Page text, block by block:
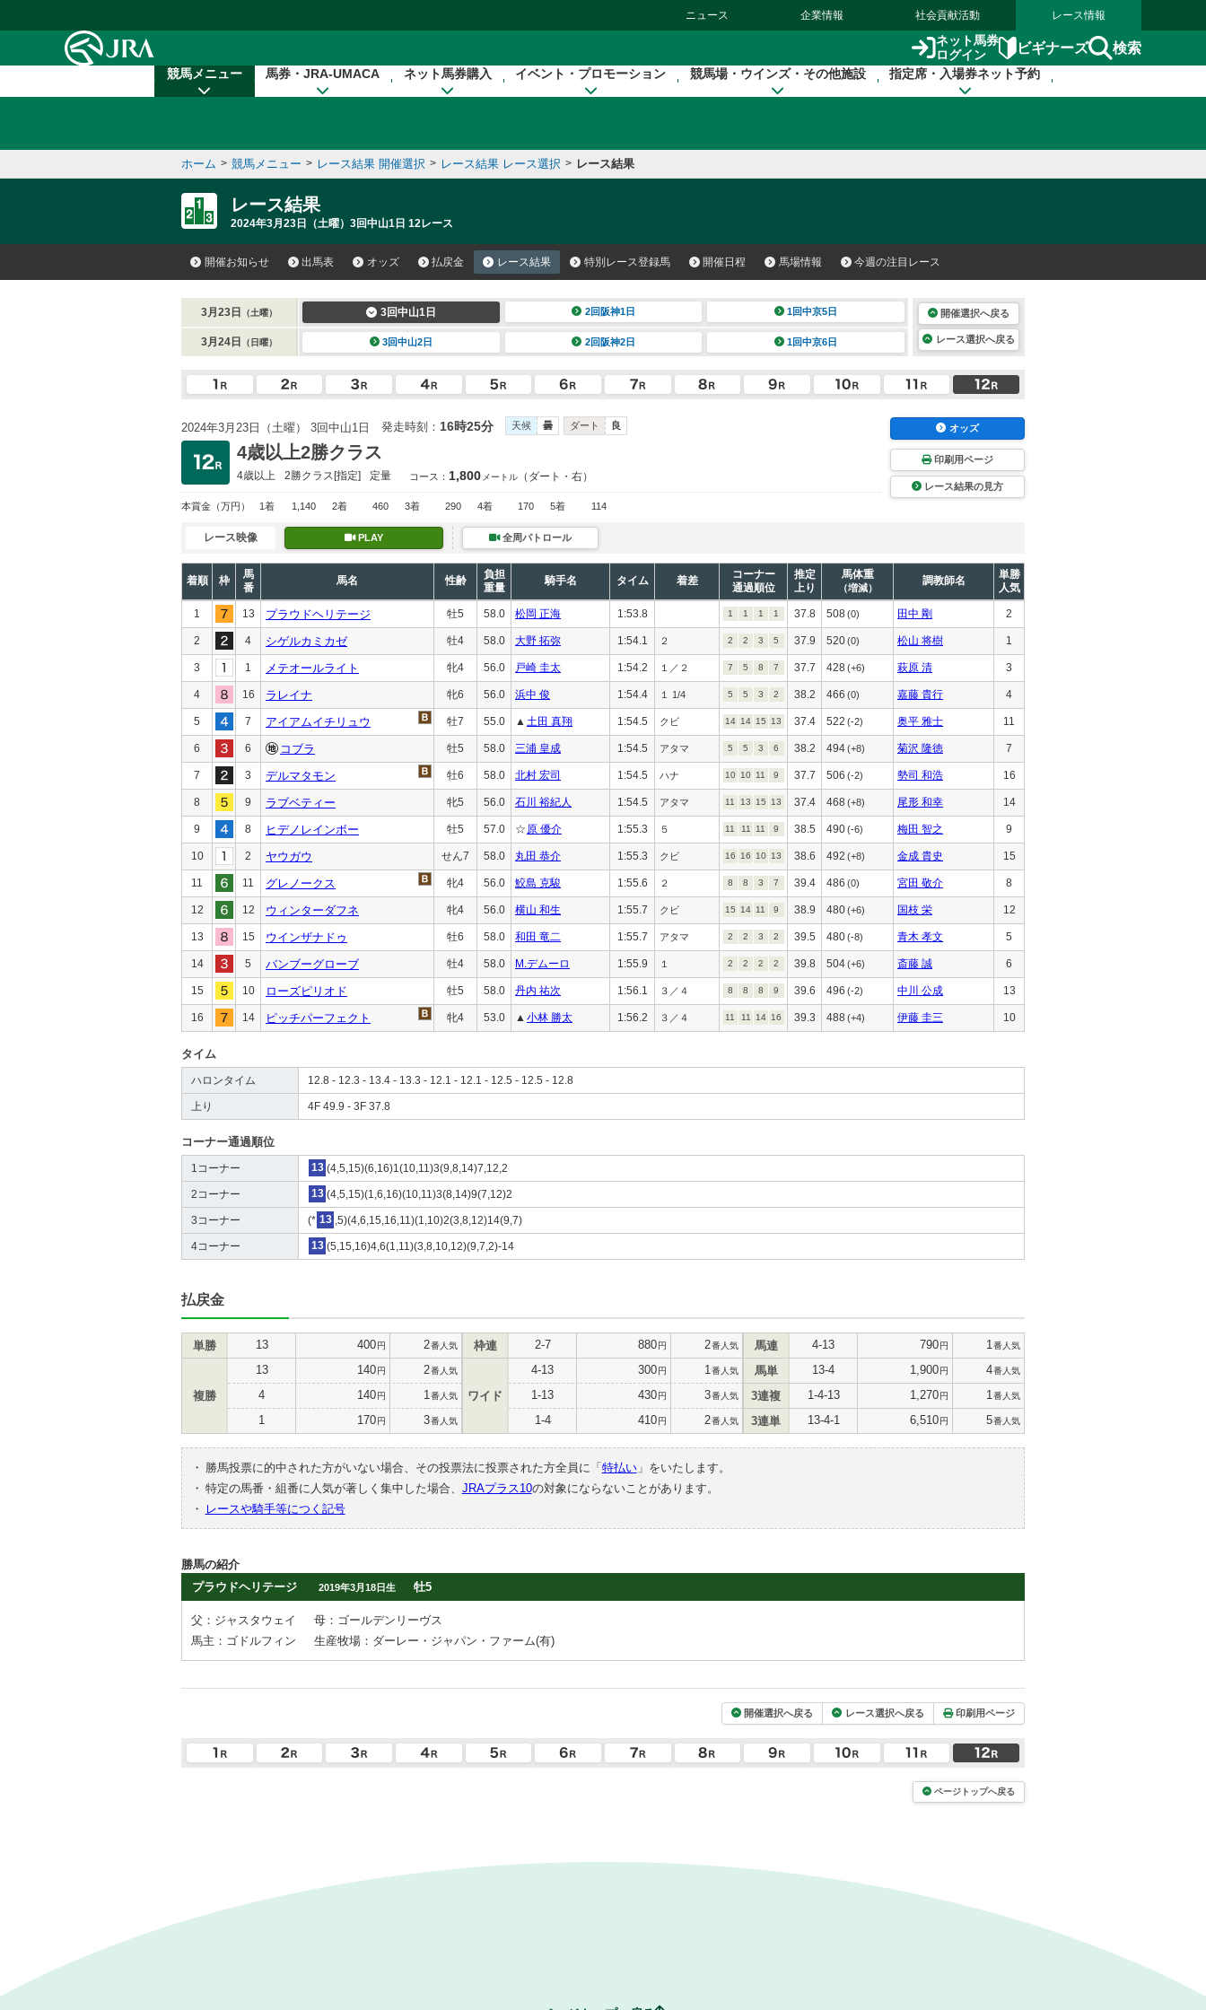
ニュース 企業情報 社会貢献活動 レース情報
ネット馬券
ログイン
ビギナーズ 検索
競馬メニュー 馬券・JRA-UMACA ネット馬券購入 イベント・プロモーション 競馬場・ウインズ・その他施設 指定席・入場券ネット予約
ホーム > 競馬メニュー > レース結果 開催選択 > レース結果 レース選択 > レース結果
レース結果
2024年3月23日（土曜）3回中山1日 12レース
開催お知らせ 出馬表 オッズ 払戻金 レース結果 特別レース登録馬 開催日程 馬場情報 今週の注目レース
3月23日 （土曜） 3回中山1日 2回阪神1日 1回中京5日
3月24日 （日曜） 3回中山2日 2回阪神2日 1回中京6日
開催選択へ戻る
レース選択へ戻る
2024年3月23日（土曜） 3回中山1日 発走時刻： 16時25分 天候 曇 ダート 良
4歳以上2勝クラス
4歳以上 2勝クラス[指定] 定量 コース： 1,800 メートル （ダート・右）
本賞金 （万円） 1着 1,140 2着 460 3着 290 4着 170 5着 114
オッズ
印刷用ページ
レース結果の見方
レース映像 PLAY 全周パトロール
着順 枠
馬
番
馬名 性齢
負担
重量
騎手名 タイム 着差
コーナー
通過順位
推定
上り
馬体重
（増減）
調教師名
単勝
人気
1 13 プラウドヘリテージ 牡5 58.0 松岡 正海 1:53.8 1 1 1 1 37.8 508(0) 田中 剛 2
2 4 シゲルカミカゼ 牡4 58.0 大野 拓弥 1:54.1 ２ 2 2 3 5 37.9 520(0) 松山 将樹 1
3 1 メテオールライト 牝4 56.0 戸崎 圭太 1:54.2 １／２ 7 5 8 7 37.7 428(+6) 萩原 清 3
4 16 ラレイナ 牝6 56.0 浜中 俊 1:54.4 １ 1/4 5 5 3 2 38.2 466 (0) 嘉藤 貴行 4
5 7 アイアムイチリュウ 牡7 55.0 ▲ 土田 真翔 1:54.5 クビ 14 14 15 13 37.4 522 (-2) 奥平 雅士 11
6 6 コブラ 牡5 58.0 三浦 皇成 1:54.5 アタマ 5 5 3 6 38.2 494(+8) 菊沢 隆徳 7
7 3 デルマタモン 牡6 58.0 北村 宏司 1:54.5 ハナ 10 10 11 9 37.7 506 (-2) 勢司 和浩 16
8 9 ラブベティー 牝5 56.0 石川 裕紀人 1:54.5 アタマ 11 13 15 13 37.4 468 (+8) 尾形 和幸 14
9 8 ヒデノレインボー 牡5 57.0 ☆ 原 優介 1:55.3 ５ 11 11 11 9 38.5 490(-6) 梅田 智之 9
10 2 ヤウガウ せん7 58.0 丸田 恭介 1:55.3 クビ 16 16 10 13 38.6 492 (+8) 金成 貴史 15
11 11 グレノークス 牝4 56.0 鮫島 克駿 1:55.6 ２ 8 8 3 7 39.4 486 (0) 宮田 敬介 8
12 12 ウィンターダフネ 牝4 56.0 横山 和生 1:55.7 クビ 15 14 11 9 38.9 480(+6) 国枝 栄 12
13 15 ウインザナドゥ 牡6 58.0 和田 竜二 1:55.7 アタマ 2 2 3 2 39.5 480(-8) 青木 孝文 5
14 5 バンブーグローブ 牡4 58.0 M.デムーロ 1:55.9 １ 2 2 2 2 39.8 504(+6) 斎藤 誠 6
15 10 ローズピリオド 牡5 58.0 丹内 祐次 1:56.1 ３／４ 8 8 8 9 39.6 496 (-2) 中川 公成 13
16 14 ピッチパーフェクト 牝4 53.0 ▲ 小林 勝太 1:56.2 ３／４ 11 11 14 16 39.3 488 (+4) 伊藤 圭三 10
タイム
ハロンタイム 12.8 - 12.3 - 13.4 - 13.3 - 12.1 - 12.1 - 12.5 - 12.5 - 12.8
上り 4F 49.9 - 3F 37.8
コーナー通過順位
1コーナー 13 (4,5,15)(6,16)1(10,11)3(9,8,14)7,12,2
2コーナー 13 (4,5,15)(1,6,16)(10,11)3(8,14)9(7,12)2
3コーナー (* 13 ,5)(4,6,15,16,11)(1,10)2(3,8,12)14(9,7)
4コーナー 13 (5,15,16)4,6(1,11)(3,8,10,12)(9,7,2)-14
払戻金
単勝 13 400円 2番人気
複勝
13 140円 2番人気
4 140円 1 番人気
1 170円 3番人気
枠連 2-7 880円 2番人気
ワイド
4-13 300円 1 番人気
1-13 430円 3番人気
1-4 410円 2番人気
馬連 4-13 790円 1 番人気
馬単 13-4 1,900円 4番人気
3連複 1-4-13 1,270円 1 番人気
3連単 13-4-1 6,510円 5番人気
・ 勝馬投票に的中された方がいない場合、その投票法に投票された方全員に「 特払い」をいたします。
・ 特定の馬番・組番に人気が著しく集中した場合、 JRAプラス10の対象にならないことがあります。
・
レースや騎手等につく記号
勝馬の紹介
プラウドヘリテージ
2019年3月18日生 牡5
父：ジャスタウェイ
母：ゴールデンリーヴス
馬主：ゴドルフィン
生産牧場：ダーレー・ジャパン・ファーム(有)
開催選択へ戻る レース選択へ戻る 印刷用ページ
ページトップへ戻る